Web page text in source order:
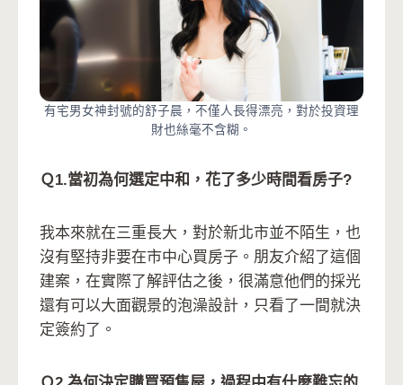
有宅男女神封號的舒子晨，不僅人長得漂亮，對於投資理
財也絲毫不含糊。
Ｑ1.當初為何選定中和，花了多少時間看房子?
我本來就在三重長大，對於新北市並不陌生，也
沒有堅持非要在市中心買房子。朋友介紹了這個
建案，在實際了解評估之後，很滿意他們的採光
還有可以大面觀景的泡澡設計，只看了一間就決
定簽約了。